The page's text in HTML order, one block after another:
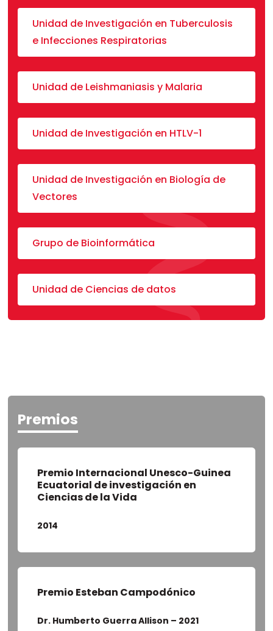
Unidad de Investigación en Tuberculosis
e Infecciones Respiratorias
Unidad de Leishmaniasis y Malaria
Unidad de Investigación en HTLV-1
Unidad de Investigación en Biología de
Vectores
Grupo de Bioinformática
Unidad de Ciencias de datos
Premios
Premio Internacional Unesco-Guinea
Ecuatorial de investigación en
Ciencias de la Vida
2014
Premio Esteban Campodónico
Dr. Humberto Guerra Allison – 2021